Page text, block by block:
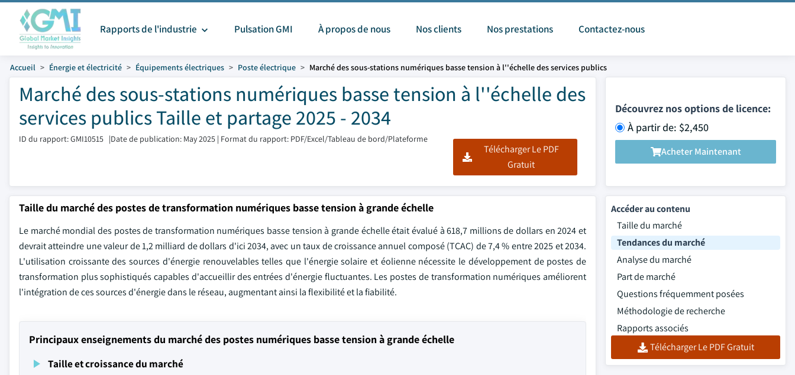
Rapports de l'industrie Pulsation GMI À propos de nous Nos clients Nos prestations Contactez-nous
Accueil Énergie et électricité Équipements électriques Poste électrique Marché des sous-stations numériques basse tension à l''échelle des services publics
Marché des sous-stations numériques basse tension à l''échelle des
services publics Taille et partage 2025 - 2034
ID du rapport: GMI10515 |Date de publication: May 2025 | Format du rapport: PDF/Excel/Tableau de bord/Plateforme
Télécharger Le PDF
Gratuit
Découvrez nos options de licence:
À partir de: $2,450
Acheter Maintenant
Taille du marché des postes de transformation numériques basse tension à grande échelle
Le marché mondial des postes de transformation numériques basse tension à grande échelle était évalué à 618,7 millions de dollars en 2024 et
devrait atteindre une valeur de 1,2 milliard de dollars d'ici 2034, avec un taux de croissance annuel composé (TCAC) de 7,4 % entre 2025 et 2034.
L'utilisation croissante des sources d'énergie renouvelables telles que l'énergie solaire et éolienne nécessite le développement de postes de
transformation plus sophistiqués capables d'accueillir des entrées d'énergie fluctuantes. Les postes de transformation numériques améliorent
l'intégration de ces sources d'énergie dans le réseau, augmentant ainsi la flexibilité et la fiabilité.
Principaux enseignements du marché des postes numériques basse tension à grande échelle
Taille et croissance du marché
Accéder au contenu
Taille du marché
Tendances du marché
Analyse du marché
Part de marché
Questions fréquemment posées
Méthodologie de recherche
Rapports associés
Télécharger Le PDF Gratuit